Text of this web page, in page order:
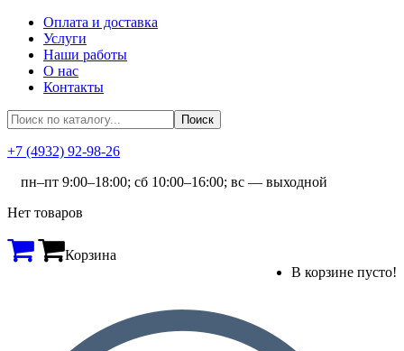
Оплата и доставка
Услуги
Наши работы
О нас
Контакты
+7 (4932) 92-98-26
пн–пт 9:00–18:00; сб 10:00–16:00; вс — выходной
Нет товаров
Корзина
В корзине пусто!